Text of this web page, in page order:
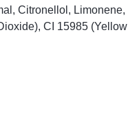
Citronellol, Limonene,
CI 15985 (Yellow